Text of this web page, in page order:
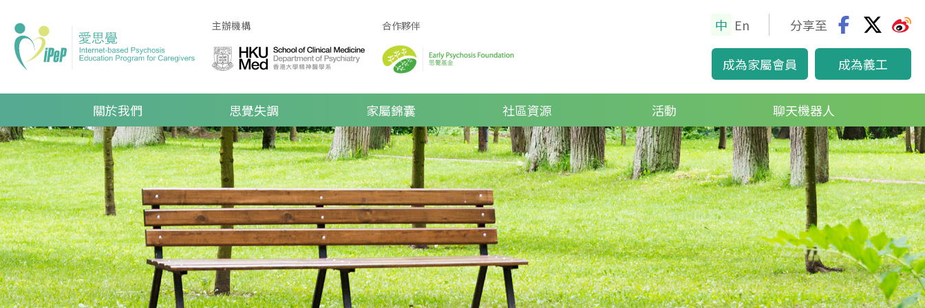
主辦機構 合作夥伴
En
glis
h
中 分享至
成為家屬會員 成為義工
Main navigation關於我們 思覺失調 家屬錦囊 社區資源 活動 聊天機器人